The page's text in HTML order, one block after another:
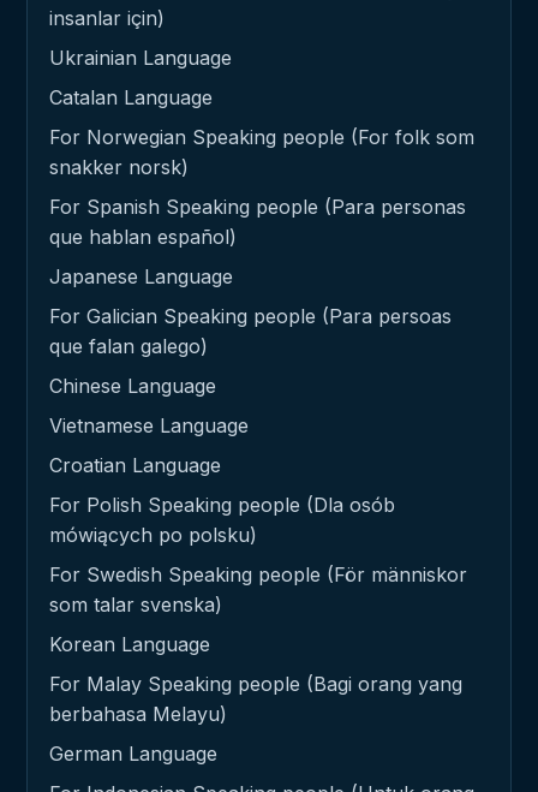
insanlar için)
Ukrainian Language
Catalan Language
For Norwegian Speaking people (For folk som
snakker norsk)
For Spanish Speaking people (Para personas
que hablan español)
Japanese Language
For Galician Speaking people (Para persoas
que falan galego)
Chinese Language
Vietnamese Language
Croatian Language
For Polish Speaking people (Dla osób
mówiących po polsku)
For Swedish Speaking people (För människor
som talar svenska)
Korean Language
For Malay Speaking people (Bagi orang yang
berbahasa Melayu)
German Language